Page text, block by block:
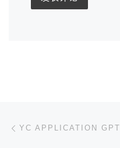
文章导航
YC APPLICATION GPT